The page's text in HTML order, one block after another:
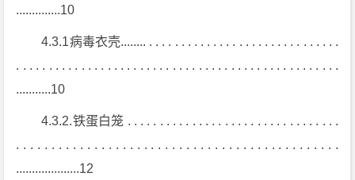
..............10
4.3.1病毒衣壳........ . . . . . . . . . . . . . . . . . . . . . . . . . . . . . .
. . . . . . . . . . . . . . . . . . . . . . . . . . . . . . . . . . . . . . . . . . . . . . . . . .
...........10
4.3.2.铁蛋白笼 . . . . . . . . . . . . . . . . . . . . . . . . . . . . . . . . .
. . . . . . . . . . . . . . . . . . . . . . . . . . . . . . . . . . . . . . . . . . . . . .
....................12